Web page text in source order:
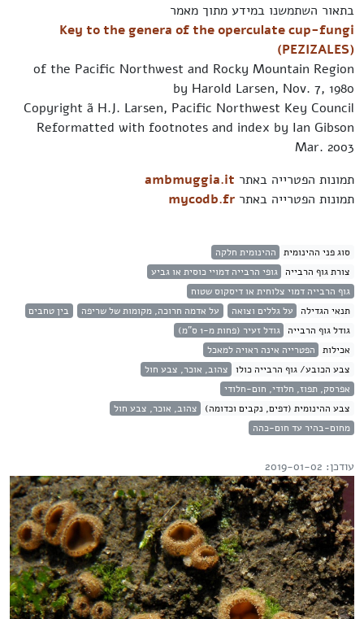
בתאור השתמשנו במידע מתוך מאמר
Key to the genera of the operculate cup-fungi
(PEZIZALES)
of the Pacific Northwest and Rocky Mountain Region
by Harold Larsen, Nov. 7, 1980
Copyright ã H.J. Larsen, Pacific Northwest Key Council
Reformatted with footnotes and index by Ian Gibson
Mar. 2003
תמונות הפטרייה באתרambmuggia.it
תמונות הפטרייה באתרmycodb.fr
סוג פני ההינומית ההינומית חלקה
צורת גוף הרבייה גופי הרבייה דמויי כוסית או גביע
גוף הרבייה דמוי צלוחית או דיסקוס שטוח
תנאי הגדילה על גללים וצואה על אדמה חרוכה, מקומות של שריפה
בין טחבים
גודל גוף הרבייה גודל זעיר (פחות מ-1 ס"מ)
אכילות הפטרייה אינה ראויה למאכל
צבע הכובע/ גוף הרבייה כולו צהוב, אוכר, צבע חול
אפרסק, תפוז, חלודי, חום-חלודי
צבע ההינומית (דפים, נקבים וכדומה) צהוב, אוכר, צבע חול
מחום-בהיר עד חום-כהה
עודכן: 2019-01-02